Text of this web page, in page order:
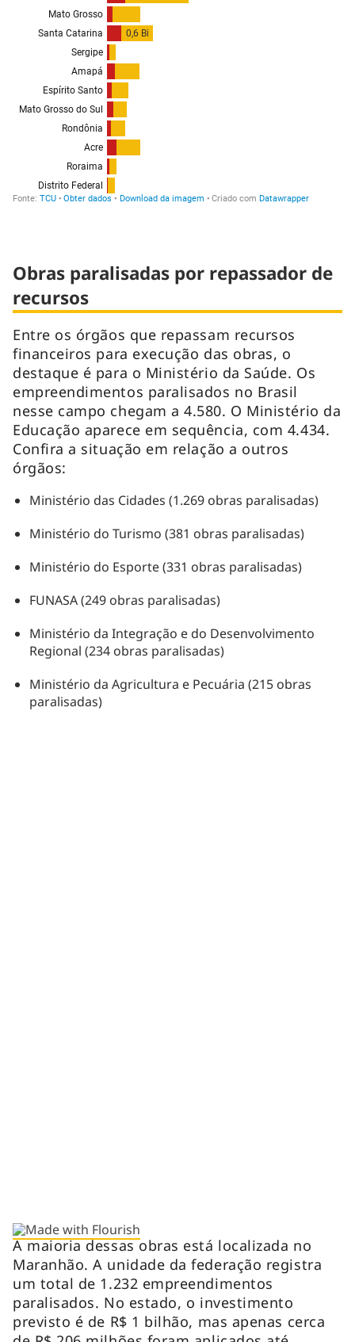
Obras paralisadas por repassador de
recursos
Entre os órgãos que repassam recursos
financeiros para execução das obras, o
destaque é para o Ministério da Saúde. Os
empreendimentos paralisados no Brasil
nesse campo chegam a 4.580. O Ministério da
Educação aparece em sequência, com 4.434.
Confira a situação em relação a outros
órgãos:
Ministério das Cidades (1.269 obras paralisadas)
Ministério do Turismo (381 obras paralisadas)
Ministério do Esporte (331 obras paralisadas)
FUNASA (249 obras paralisadas)
Ministério da Integração e do Desenvolvimento
Regional (234 obras paralisadas)
Ministério da Agricultura e Pecuária (215 obras
paralisadas)
A maioria dessas obras está localizada no
Maranhão. A unidade da federação registra
um total de 1.232 empreendimentos
paralisados. No estado, o investimento
previsto é de R$ 1 bilhão, mas apenas cerca